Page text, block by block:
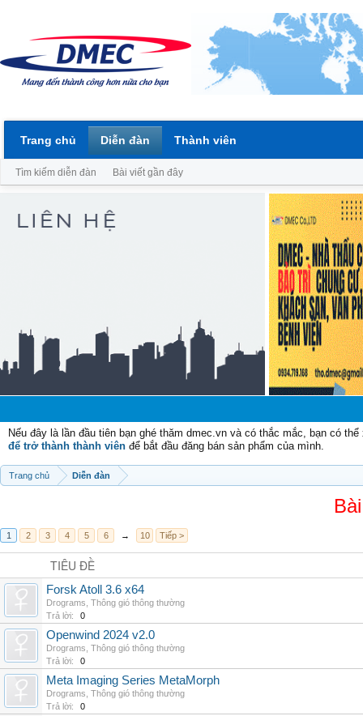
Nếu đây là lần đầu tiên bạn ghé thăm dmec.vn và có thắc mắc, bạn có
để trở thành thành viên để bắt đầu đăng bán sản phẩm của mình.
Trang chủ Diễn đàn
1 2 3 4 5 6 → 10 Tiếp >
TIÊU ĐỀ
Forsk Atoll 3.6 x64
Drograms Thông gió thông thường
Trả lời:
0
Openwind 2024 v2.0
Drograms Thông gió thông thường
Trả lời:
0
Meta Imaging Series MetaMorph
Drograms Thông gió thông thường
Trả lời:
0
Trang chủ Diễn đàn
Tìm kiếm diễn đàn Bài viết gần đây
Thành viên